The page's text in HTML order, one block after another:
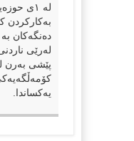
بەکارکردن
دەنگەکان
لەرێی
پێشی بەرن
یەکساندا.